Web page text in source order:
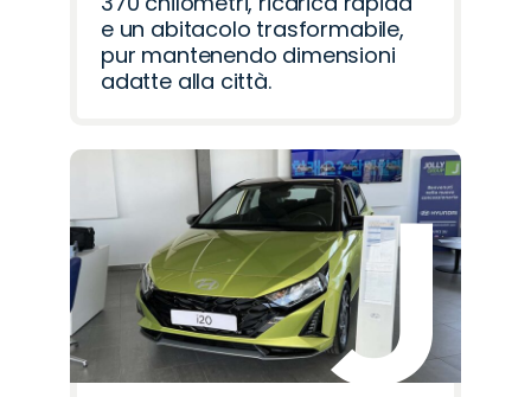
e un abitacolo trasformabile,
pur mantenendo dimensioni
adatte alla città.